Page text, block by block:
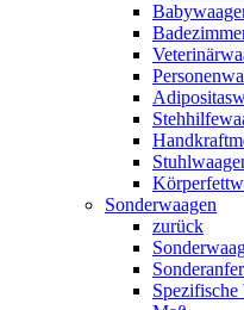
Sonderwaagen
zurück